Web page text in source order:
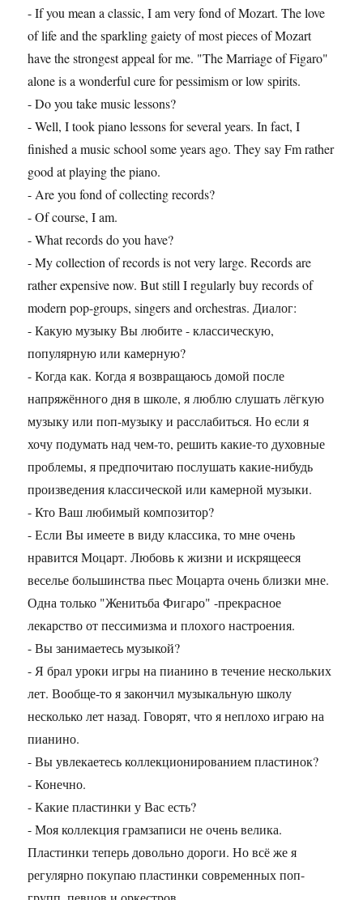
- If you mean a classic, I am very fond of Mozart. The love
of life and the sparkling gaiety of most pieces of Mozart
have the strongest appeal for me. "The Marriage of Figaro"
alone is a wonderful cure for pessimism or low spirits.
- Do you take music lessons?
- Well, I took piano lessons for several years. In fact, I
finished a music school some years ago. They say Fm rather
good at playing the piano.
- Are you fond of collecting records?
- Of course, I am.
- What records do you have?
- My collection of records is not very large. Records are
rather expensive now. But still I regularly buy records of
modern pop-groups, singers and orchestras. Диалог:
- Какую музыку Вы любите - классическую,
популярную или камерную?
- Когда как. Когда я возвращаюсь домой после
напряжённого дня в школе, я люблю слушать лёгкую
музыку или поп-музыку и расслабиться. Но если я
хочу подумать над чем-то, решить какие-то духовные
проблемы, я предпочитаю послушать какие-нибудь
произведения классической или камерной музыки.
- Кто Ваш любимый композитор?
- Если Вы имеете в виду классика, то мне очень
нравится Моцарт. Любовь к жизни и искрящееся
веселье большинства пьес Моцарта очень близки мне.
Одна только "Женитьба Фигаро" -прекрасное
лекарство от пессимизма и плохого настроения.
- Вы занимаетесь музыкой?
- Я брал уроки игры на пианино в течение нескольких
лет. Вообще-то я закончил музыкальную школу
несколько лет назад. Говорят, что я неплохо играю на
пианино.
- Вы увлекаетесь коллекционированием пластинок?
- Конечно.
- Какие пластинки у Вас есть?
- Моя коллекция грамзаписи не очень велика.
Пластинки теперь довольно дороги. Но всё же я
регулярно покупаю пластинки современных поп-